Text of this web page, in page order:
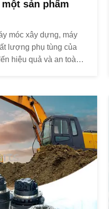
sản phẩm
móc xây dựng, máy
lượng phụ tùng của
hiệu quả và an toàn
tin và kinh nghiệm c...